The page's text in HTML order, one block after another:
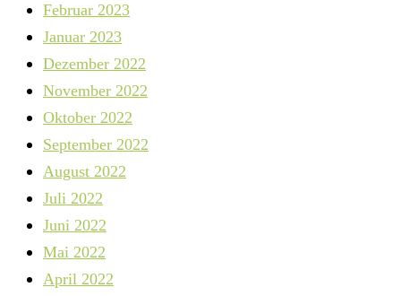
Februar 2023
Januar 2023
Dezember 2022
November 2022
Oktober 2022
September 2022
August 2022
Juli 2022
Juni 2022
Mai 2022
April 2022